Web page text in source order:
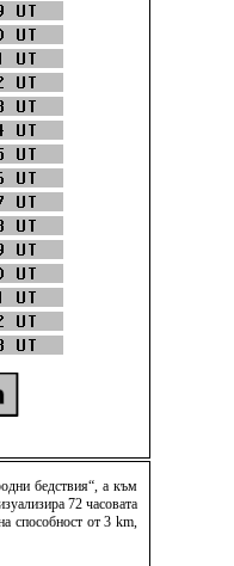
бедствия“, а към
72 часовата
способност от 3 km,